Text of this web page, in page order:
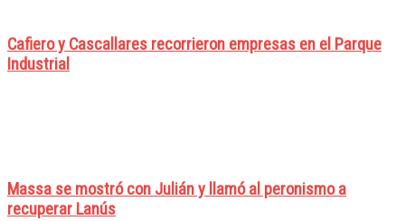
Cafiero y Cascallares recorrieron empresas en el Parque
Industrial
Massa se mostró con Julián y llamó al peronismo a
recuperar Lanús